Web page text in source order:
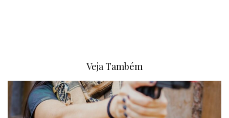
Veja Também